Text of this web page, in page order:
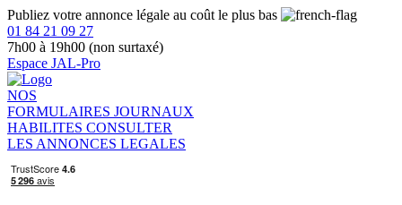
Publiez votre annonce légale au coût le plus bas
01 84 21 09 27
7h00 à 19h00 (non surtaxé)
Espace JAL-Pro
NOS
FORMULAIRES JOURNAUX
HABILITES CONSULTER
LES ANNONCES LEGALES